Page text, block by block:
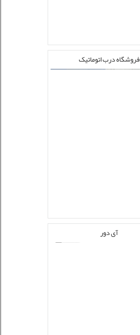
فروشگاه درب اتوماتیک
آی دور